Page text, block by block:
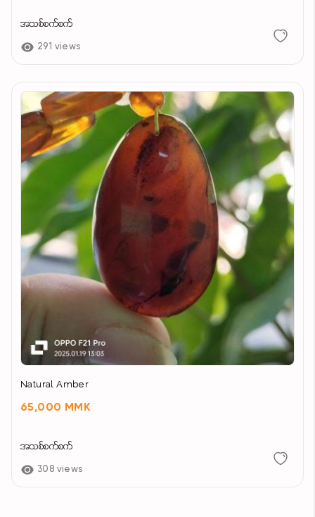
အသစ်စက်စက်
291 views
Natural Amber
65,000 MMK
အသစ်စက်စက်
308 views